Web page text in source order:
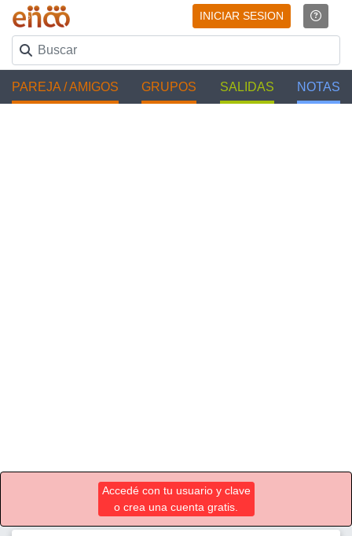
INICIAR SESION
PAREJA / AMIGOS GRUPOS SALIDAS NOTAS
Accedé con tu usuario y clave
o crea una cuenta gratis.